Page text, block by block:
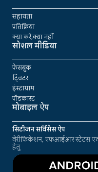
सहायता
प्रतिक्रिया
क्या करें,क्या नहीं
सोशल मीडिया
फेसबुक
ट्विटर
इंस्टाग्राम
पॉडकास्ट
मोबाइल ऐप
सिटीजन सर्विसेस ऐप
वेरीफिकेशन, एफआईआर स्टेटस एवं
हेतु